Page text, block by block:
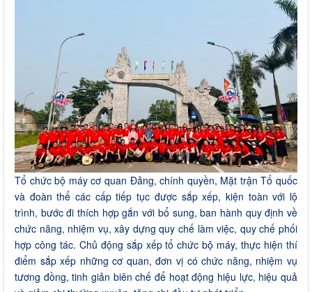
Tổ chức bộ máy cơ quan Đảng, chính quyền, Mặt trận Tổ quốc
và đoàn thể các cấp tiếp tục được sắp xếp, kiện toàn với lộ
trình, bước đi thích hợp gắn với bổ sung, ban hành quy định về
chức năng, nhiệm vụ, xây dựng quy chế làm việc, quy chế phối
hợp công tác. Chủ động sắp xếp tổ chức bộ máy, thực hiện thí
điểm sắp xếp những cơ quan, đơn vị có chức năng, nhiệm vụ
tương đồng, tinh giản biên chế để hoạt động hiệu lực, hiệu quả